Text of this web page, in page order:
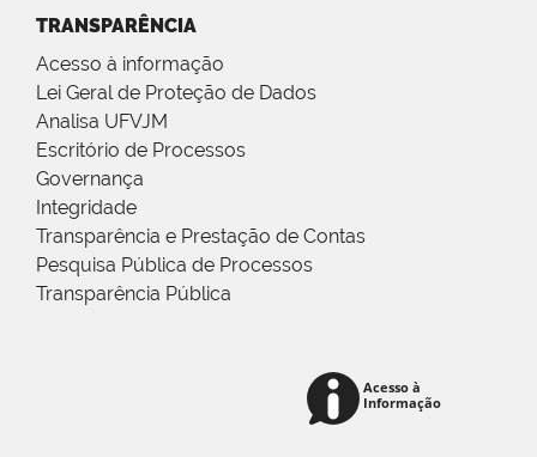
TRANSPARÊNCIA
Acesso à informação
Lei Geral de Proteção de Dados
Analisa UFVJM
Escritório de Processos
Governança
Integridade
Transparência e Prestação de Contas
Pesquisa Pública de Processos
Transparência Pública